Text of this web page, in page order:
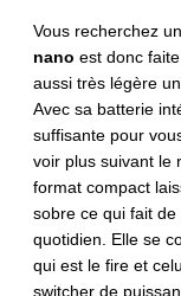
Vous recherchez
nano est donc
aussi très légère
Avec sa batterie
suffisante pour
voir plus suivant le
format compact
sobre ce qui fait
quotidien. Elle se
qui est le fire et
switcher de